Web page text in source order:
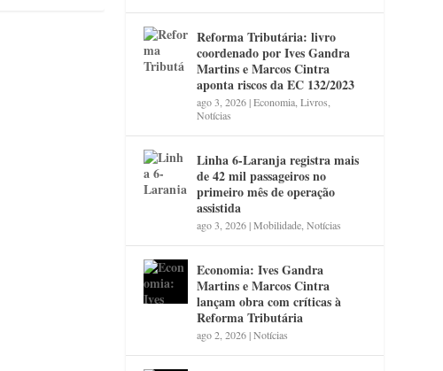
Reforma Tributária: livro
coordenado por Ives Gandra
Martins e Marcos Cintra
aponta riscos da EC 132/2023
ago 3, 2026|Economia ,Livros
Notícias
Linha 6-Laranja registra mais
de 42 mil passageiros no
primeiro mês de operação
assistida
ago 3, 2026|Mobilidade ,Notícias
Economia: Ives Gandra
Martins e Marcos Cintra
lançam obra com críticas à
Reforma Tributária
ago 2, 2026|Notícias